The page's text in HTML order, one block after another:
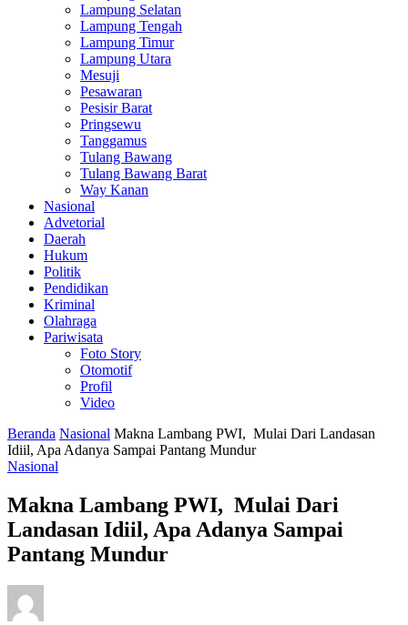
Lampung Selatan
Lampung Tengah
Lampung Timur
Lampung Utara
Mesuji
Pesawaran
Pesisir Barat
Pringsewu
Tanggamus
Tulang Bawang
Tulang Bawang Barat
Way Kanan
Nasional
Advetorial
Daerah
Hukum
Politik
Pendidikan
Kriminal
Olahraga
Pariwisata
Foto Story
Otomotif
Profil
Video
Beranda Nasional Makna Lambang PWI, Mulai Dari Landasan
Idiil, Apa Adanya Sampai Pantang Mundur
Nasional
Makna Lambang PWI, Mulai Dari
Landasan Idiil, Apa Adanya Sampai
Pantang Mundur